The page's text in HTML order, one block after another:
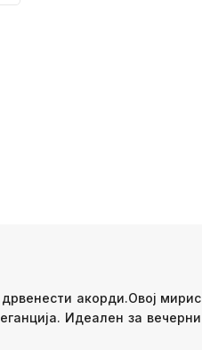
акорди.Овој мирис
Идеален за вечерни